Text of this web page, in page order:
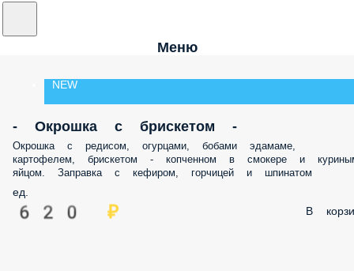
Меню
NEW
- Окрошка с брискетом -
Окрошка с редисом, огурцами, бобами эдамаме,
картофелем, брискетом - копченном в смокере и
яйцом. Заправка с кефиром, горчицей и шпинатом
ед.
620 ₽ В